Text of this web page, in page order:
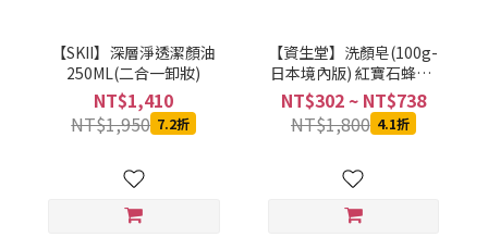
【SKII】深層淨透潔顏油
250ML(二合一卸妝)
NT$1,410
NT$1,950 7.2折
【資生堂】洗顏皂(100g-
日本境內版) 紅寶石蜂蜜/
紫羅蘭寶石/翠綠蜂蜜
NT$302 ~ NT$738
NT$1,800 4.1折